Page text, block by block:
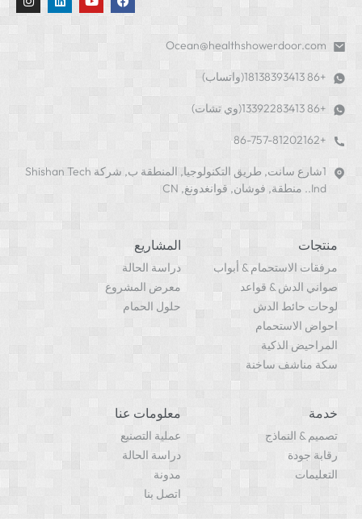
Ocean@healthshowerdoor.com
+86 18138393413(واتساب)
+86 13392283413(وي تشات)
+86-757-81202162
1شارع سانت, طريق التكنولوجيا, المنطقة ب, شركة Shishan Tech
Ind.. منطقة, فوشان, قوانغدونغ, CN
منتجات
مرفقات الاستحمام & أبواب
صواني الدش & قواعد
لوحات حائط الدش
احواض الاستحمام
المراحيض الذكية
سكة مناشف ساخنة
المشاريع
دراسة الحالة
معرض المشروع
حلول الحمام
خدمة
تصميم & النماذج
رقابة جودة
التعليمات
معلومات عنا
عملية التصنيع
دراسة الحالة
مدونة
اتصل بنا